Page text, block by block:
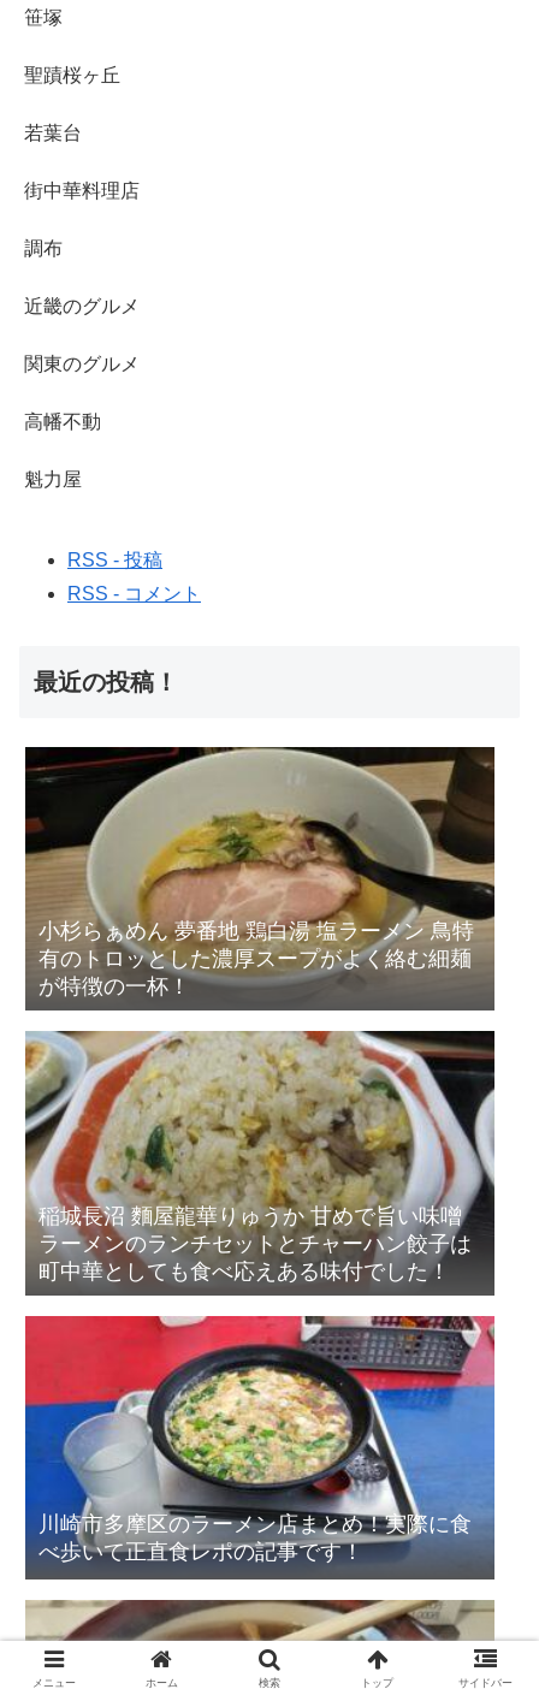
笹塚
聖蹟桜ヶ丘
若葉台
街中華料理店
調布
近畿のグルメ
関東のグルメ
高幡不動
魁力屋
RSS - 投稿
RSS - コメント
最近の投稿！
小杉らぁめん 夢番地 鶏白湯 塩ラーメン 鳥特
有のトロッとした濃厚スープがよく絡む細麺
が特徴の一杯！
稲城長沼 麵屋龍華りゅうか 甘めで旨い味噌
ラーメンのランチセットとチャーハン餃子は
町中華としても食べ応えある味付でした！
川崎市多摩区のラーメン店まとめ！実際に食
べ歩いて正直食レポの記事です！
メニュー ホーム 検索 トップ サイドバー